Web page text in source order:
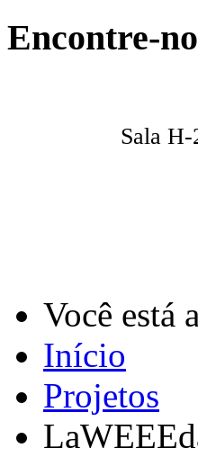
Encontre-
Sala
Você está
Início
Projetos